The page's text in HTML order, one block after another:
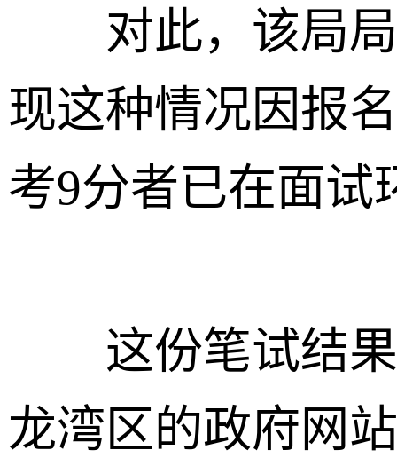
对此，该局局
现这种情况因报
考9分者已在面试
这份笔试结果
龙湾区的政府网